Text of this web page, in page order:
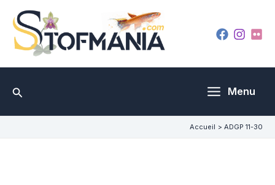
contenu
Rechercher Menu
Accueil ADGP 11-30